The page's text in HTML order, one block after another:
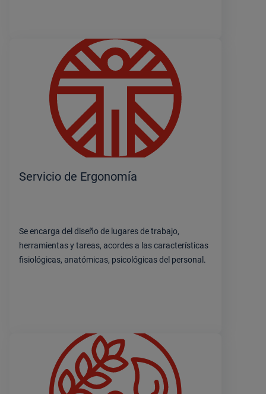
Servicio de Ergonomía
Se encarga del diseño de lugares de trabajo,
herramientas y tareas, acordes a las características
fisiológicas, anatómicas, psicológicas del personal.